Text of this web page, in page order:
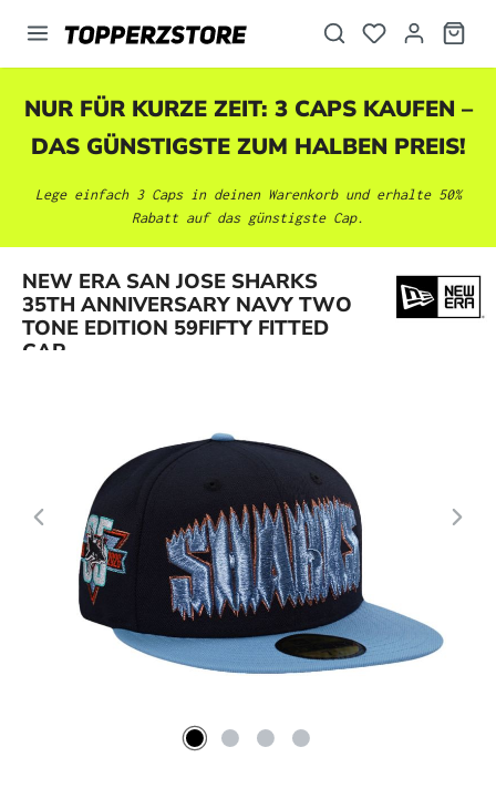
springen
NUR FÜR KURZE ZEIT: 3 CAPS KAUFEN –
DAS GÜNSTIGSTE ZUM HALBEN PREIS!
Lege einfach 3 Caps in deinen Warenkorb und erhalte 50%
Rabatt auf das günstigste Cap.
NEW ERA SAN JOSE SHARKS
35TH ANNIVERSARY NAVY TWO
TONE EDITION 59FIFTY FITTED
CAP
Bildergalerie überspringen